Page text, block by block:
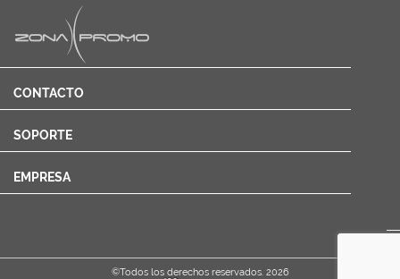
CONTACTO
SOPORTE
EMPRESA
©Todos los derechos reservados. 2026